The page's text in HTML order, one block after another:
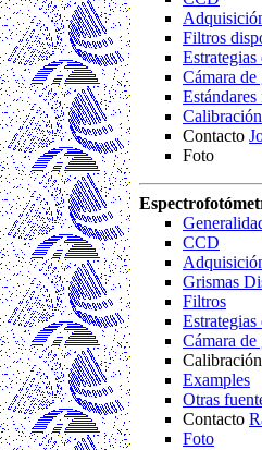
Filtros
Cámara de
Contacto
Foto
CCD
Grismas
Filtros
Cámara de
Calibración
Examples
Otras
Contacto
Foto